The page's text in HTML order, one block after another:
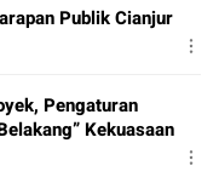
Publik Cianjur
Pengaturan
Kekuasaan